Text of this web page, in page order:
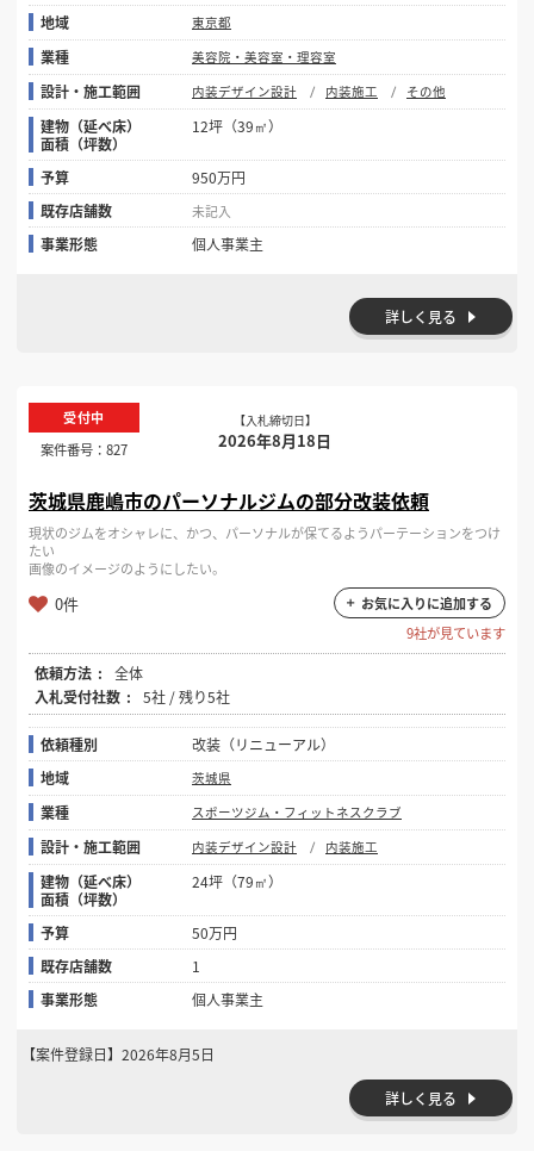
地域
東京都
業種 美容院・美容室・理容室
設計・施工範囲 内装デザイン設計 内装施工 その他
建物（延べ床）
面積（坪数）
12坪（39㎡）
予算
950万円
既存店舗数
未記入
事業形態 個人事業主
詳しく見る
受付中
案件番号：827
【入札締切日】
2026年8月18日
茨城県鹿嶋市のパーソナルジムの部分改装依頼
現状のジムをオシャレに、かつ、パーソナルが保てるようパーテーションをつけ
たい
画像のイメージのようにしたい。
0件
お気に入りに追加する
9社が見ています
依頼方法
全体
入札受付社数
5社 / 残り5社
依頼種別
改装（リニューアル）
地域
茨城県
業種 スポーツジム・フィットネスクラブ
設計・施工範囲 内装デザイン設計 内装施工
建物（延べ床）
面積（坪数）
24坪（79㎡）
予算
50万円
既存店舗数
1
事業形態
個人事業主
【案件登録日】 2026年8月5日
詳しく見る